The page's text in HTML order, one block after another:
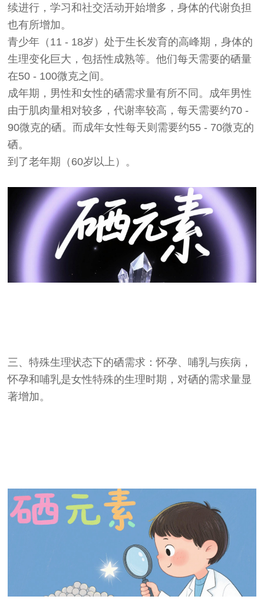
续进行，学习和社交活动开始增多，身体的代谢负担
也有所增加。
青少年（11 - 18岁）处于生长发育的高峰期，身体的
生理变化巨大，包括性成熟等。他们每天需要的硒量
在50 - 100微克之间。
成年期，男性和女性的硒需求量有所不同。成年男性
由于肌肉量相对较多，代谢率较高，每天需要约70 -
90微克的硒。而成年女性每天则需要约55 - 70微克的
硒。
到了老年期（60岁以上）。
三、特殊生理状态下的硒需求：怀孕、哺乳与疾病，
怀孕和哺乳是女性特殊的生理时期，对硒的需求量显
著增加。